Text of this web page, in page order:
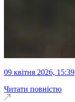
09 квітня 2026, 15:39
Читати повністю